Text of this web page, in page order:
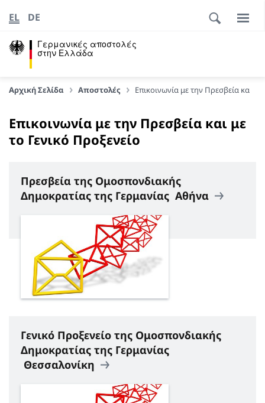
Γερμανικές αποστολές
στην Ελλάδα
EL DE
Αρχική Σελίδα Αποστολές Επικοινωνία με την Πρεσβεία και με
Επικοινωνία με την Πρεσβεία και με
το Γενικό Προξενείο
Πρεσβεία της Ομοσπονδιακής
Δημοκρατίας της Γερμανίας Αθήνα
Γενικό Προξενείο της Ομοσπονδιακής
Δημοκρατίας της Γερμανίας
Θεσσαλονίκη